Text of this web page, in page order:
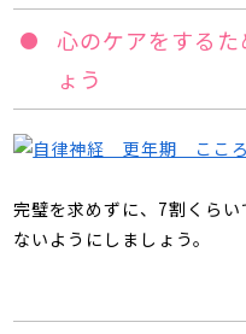
心のケアをする
ょう
完璧を求めずに、 7割くら
ないようにしましょう。